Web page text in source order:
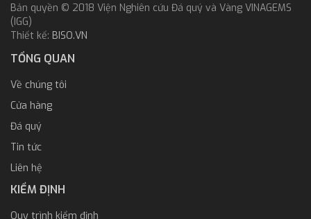
Bản quyền © 2018 Viện Nghiên cứu Đá quý và Vàng VINAGEMS
(IGG)
Thiết kế: BISO.VN
TỔNG QUAN
Về chúng tôi
Cửa hàng
Đá quý
Tin tức
Liên hệ
KIỂM ĐỊNH
Quy trình kiểm định